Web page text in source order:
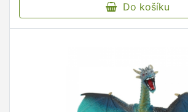
Do košíku